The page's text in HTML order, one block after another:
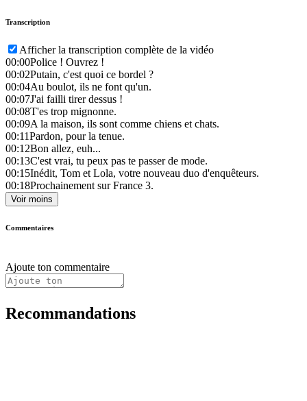
Transcription
Afficher la transcription complète de la vidéo
00:00Police ! Ouvrez !
00:02Putain, c'est quoi ce bordel ?
00:04Au boulot, ils ne font qu'un.
00:07J'ai failli tirer dessus !
00:08T'es trop mignonne.
00:09A la maison, ils sont comme chiens et chats.
00:11Pardon, pour la tenue.
00:12Bon allez, euh...
00:13C'est vrai, tu peux pas te passer de mode.
00:15Inédit, Tom et Lola, votre nouveau duo d'enquêteurs.
00:18Prochainement sur France 3.
Voir moins
Commentaires
Ajoute ton commentaire
Recommandations